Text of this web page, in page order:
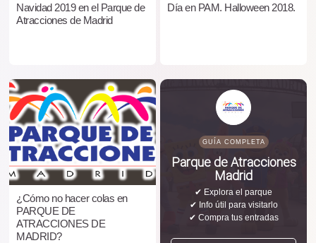
Navidad 2019 en el Parque de
Atracciones de Madrid
Día en PAM. Halloween 2018.
¿Cómo no hacer colas en
PARQUE DE
ATRACCIONES DE
MADRID?
GUÍA COMPLETA
Parque de Atracciones
Madrid
✔ Explora el parque
✔ Info útil para visitarlo
✔ Compra tus entradas